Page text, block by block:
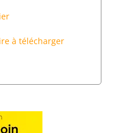
à télécharger